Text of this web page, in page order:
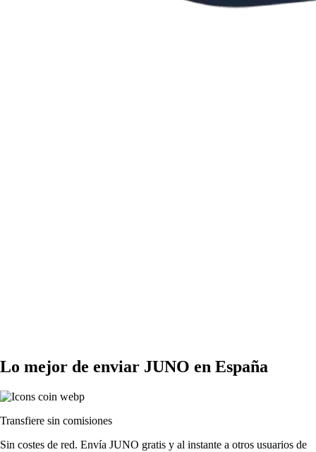
Lo mejor de enviar JUNO en España
Transfiere sin comisiones
Sin costes de red. Envía JUNO gratis y al instante a otros usuarios de